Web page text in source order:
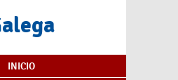
INICIO